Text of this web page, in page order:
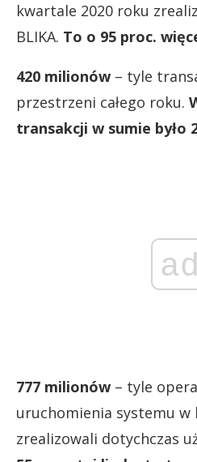
kwartale 2020 roku
BLIKA. To o 95 proc.
420 milionów – tyle
przestrzeni całego roku.
transakcji w sumie było
ad
777 milionów – tyle
uruchomienia systemu w
zrealizowali dotychczas